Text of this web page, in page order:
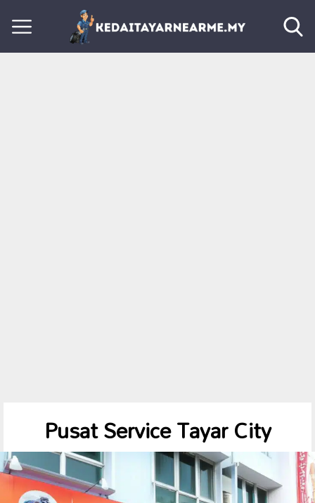
Pusat Service Tayar City